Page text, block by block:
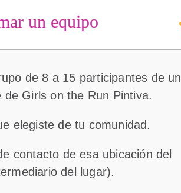
un equipo
de 8 a 15 participantes de un
Girls on the Run Pintiva.
elegiste de tu comunidad.
contacto de esa ubicación del
del lugar).